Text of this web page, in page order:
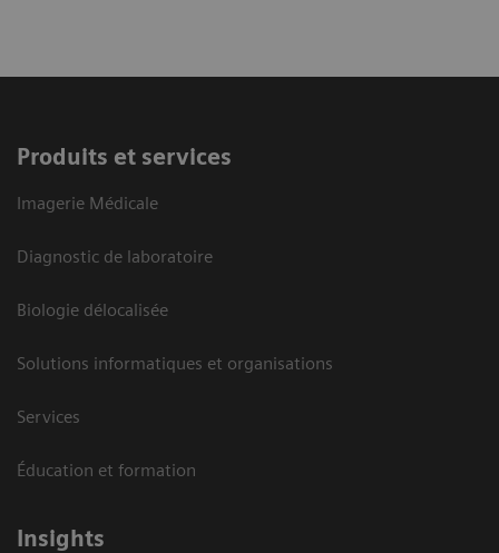
Produits et services
Imagerie Médicale
Diagnostic de laboratoire
Biologie délocalisée
Solutions informatiques et organisations
Services
Éducation et formation
Insights